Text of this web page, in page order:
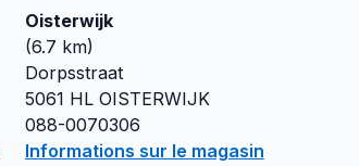
Oisterwijk
(6.7 km)
Dorpsstraat
5061 HL OISTERWIJK
088-0070306
Informations sur le magasin